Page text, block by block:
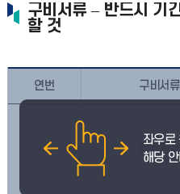
구비서류 – 반드시 기
할 것
연번 구비서류
1 입사원서